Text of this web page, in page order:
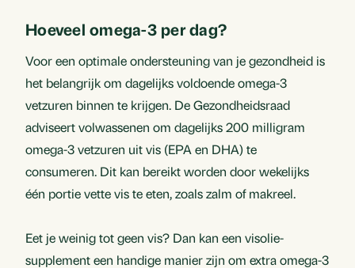
Hoeveel omega-3 per dag?
Voor een optimale ondersteuning van je gezondheid is
het belangrijk om dagelijks voldoende omega-3
vetzuren binnen te krijgen. De Gezondheidsraad
adviseert volwassenen om dagelijks 200 milligram
omega-3 vetzuren uit vis (EPA en DHA) te
consumeren. Dit kan bereikt worden door wekelijks
één portie vette vis te eten, zoals zalm of makreel.
Eet je weinig tot geen vis? Dan kan een visolie-
supplement een handige manier zijn om extra omega-3